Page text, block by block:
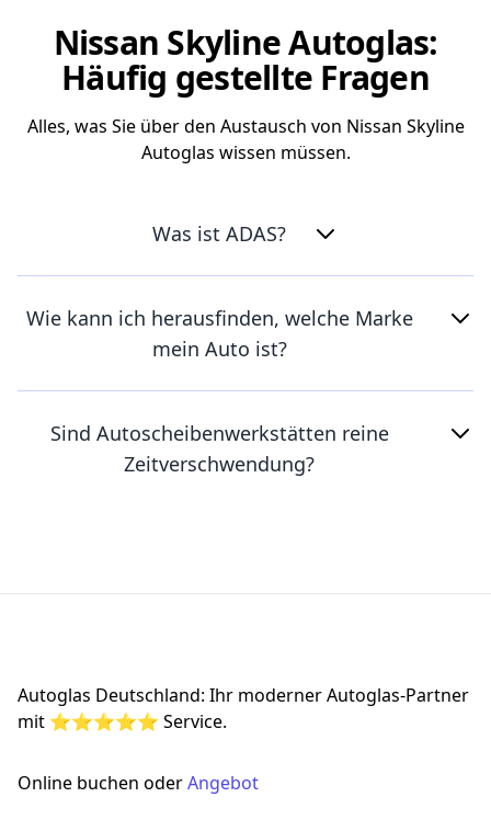
Nissan Skyline Autoglas:
Häufig gestellte Fragen
Alles, was Sie über den Austausch von Nissan Skyline
Autoglas wissen müssen.
Was ist ADAS?
Wie kann ich herausfinden, welche Marke
mein Auto ist?
Sind Autoscheibenwerkstätten reine
Zeitverschwendung?
Autoglas Deutschland: Ihr moderner Autoglas-Partner
mit ⭐⭐⭐⭐⭐ Service.
Online buchen oderAngebot